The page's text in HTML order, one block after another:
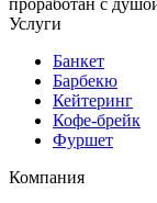
Услуги
Банкет
Барбекю
Кейтеринг
Кофе-брейк
Фуршет
Компания